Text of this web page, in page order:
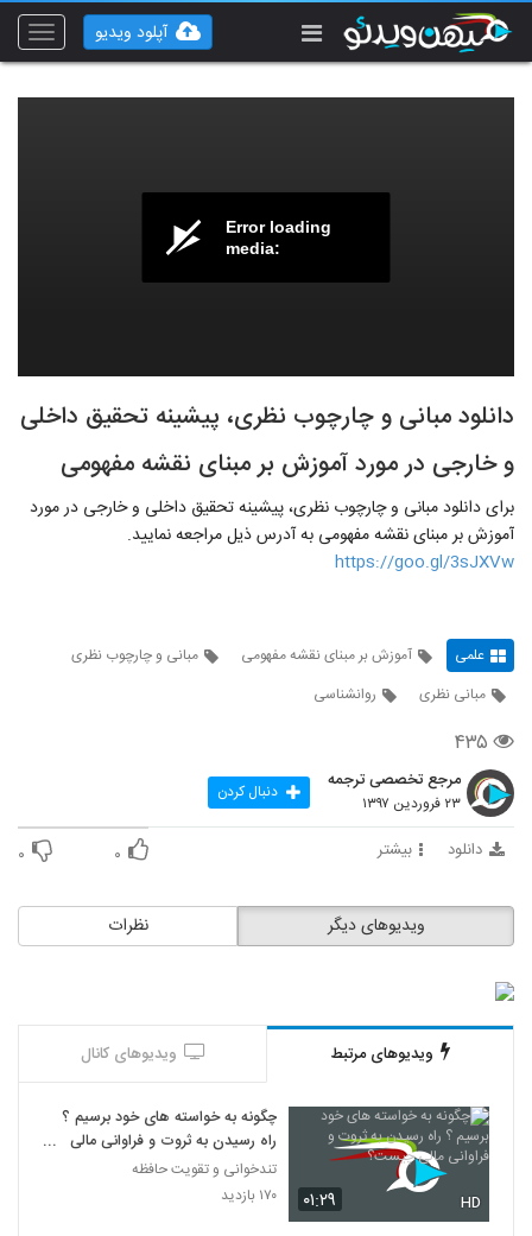
Toggle
آپلود ویدیو
Error loading
media:
دانلود مبانی و چارچوب نظری، پیشینه تحقیق داخلی
و خارجی در مورد آموزش بر مبنای نقشه مفهومی
برای دانلود مبانی و چارچوب نظری، پیشینه تحقیق داخلی و خارجی در مورد
آموزش بر مبنای نقشه مفهومی به آدرس ذیل مراجعه نمایید.
https://goo.gl/3sJXVw
علمی آموزش بر مبنای نقشه مفهومی
مبانی و چارچوب نظری
مبانی نظری
روانشناسی
۴۳۵
مرجع تخصصی ترجمه
۲۳ فروردین ۱۳۹۷ دنبال کردن
دانلود بیشتر ۰ ۰
نظرات ویدیوهای دیگر
ویدیوهای مرتبط ویدیوهای کانال
۰۱:۲۹ HD
چگونه به خواسته های خود برسیم ؟
راه رسیدن به ثروت و فراوانی مالی
چیست؟
تندخوانی و تقویت حافظه
۱۷۰ بازدید